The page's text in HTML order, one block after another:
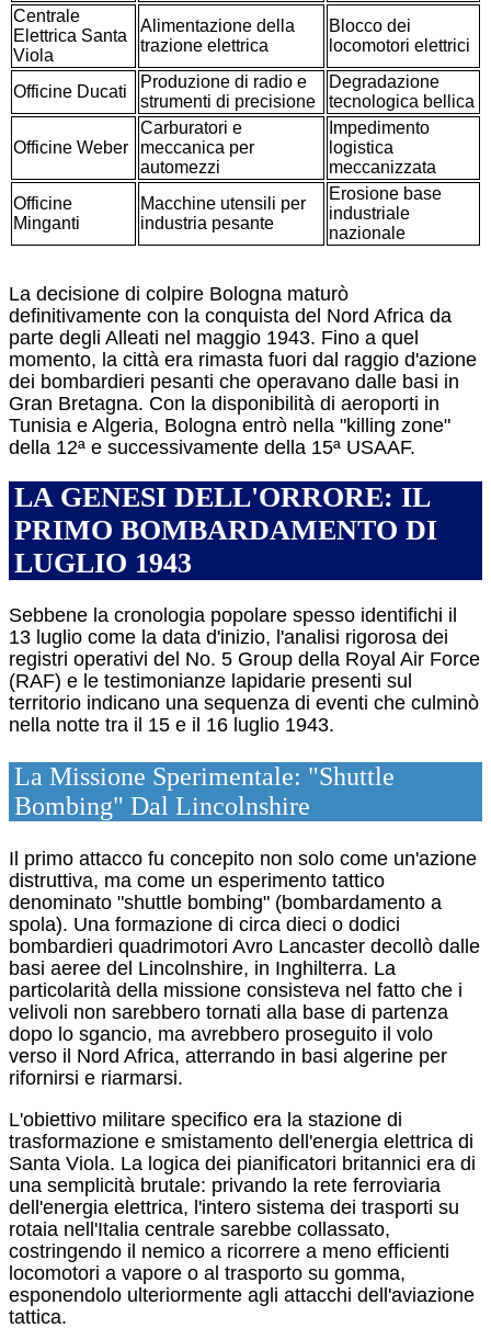
Centrale
Elettrica Santa
Viola
Alimentazione della
trazione elettrica
Blocco dei
locomotori elettrici
Officine Ducati
Produzione di radio e
strumenti di precisione
Degradazione
tecnologica bellica
Officine Weber
Carburatori e
meccanica per
automezzi
Impedimento
logistica
meccanizzata
Officine
Minganti
Macchine utensili per
industria pesante
Erosione base
industriale
nazionale
La decisione di colpire Bologna maturò
definitivamente con la conquista del Nord Africa da
parte degli Alleati nel maggio 1943. Fino a quel
momento, la città era rimasta fuori dal raggio d'azione
dei bombardieri pesanti che operavano dalle basi in
Gran Bretagna. Con la disponibilità di aeroporti in
Tunisia e Algeria, Bologna entrò nella "killing zone"
della 12ª e successivamente della 15ª USAAF.
LA GENESI DELL'ORRORE: IL
PRIMO BOMBARDAMENTO DI
LUGLIO 1943
Sebbene la cronologia popolare spesso identifichi il
13 luglio come la data d'inizio, l'analisi rigorosa dei
registri operativi del No. 5 Group della Royal Air Force
(RAF) e le testimonianze lapidarie presenti sul
territorio indicano una sequenza di eventi che culminò
nella notte tra il 15 e il 16 luglio 1943.
La Missione Sperimentale: "Shuttle
Bombing" Dal Lincolnshire
Il primo attacco fu concepito non solo come un'azione
distruttiva, ma come un esperimento tattico
denominato "shuttle bombing" (bombardamento a
spola). Una formazione di circa dieci o dodici
bombardieri quadrimotori Avro Lancaster decollò dalle
basi aeree del Lincolnshire, in Inghilterra. La
particolarità della missione consisteva nel fatto che i
velivoli non sarebbero tornati alla base di partenza
dopo lo sgancio, ma avrebbero proseguito il volo
verso il Nord Africa, atterrando in basi algerine per
rifornirsi e riarmarsi.
L'obiettivo militare specifico era la stazione di
trasformazione e smistamento dell'energia elettrica di
Santa Viola. La logica dei pianificatori britannici era di
una semplicità brutale: privando la rete ferroviaria
dell'energia elettrica, l'intero sistema dei trasporti su
rotaia nell'Italia centrale sarebbe collassato,
costringendo il nemico a ricorrere a meno efficienti
locomotori a vapore o al trasporto su gomma,
esponendolo ulteriormente agli attacchi dell'aviazione
tattica.